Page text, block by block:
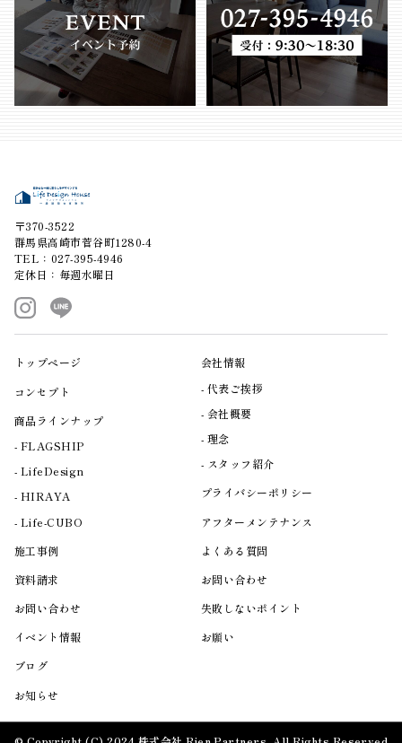
〒370-3522
群馬県高崎市菅谷町1280-4
TEL：027-395-4946
定休日：毎週水曜日
トップページ
コンセプト
商品ラインナップ
FLAGSHIP
LifeDesign
HIRAYA
Life-CUBO
施工事例
資料請求
お問い合わせ
イベント情報
ブログ
お知らせ
会社情報
代表ご挨拶
会社概要
理念
スタッフ紹介
プライバシーポリシー
アフターメンテナンス
よくある質問
お問い合わせ
失敗しないポイント
お願い